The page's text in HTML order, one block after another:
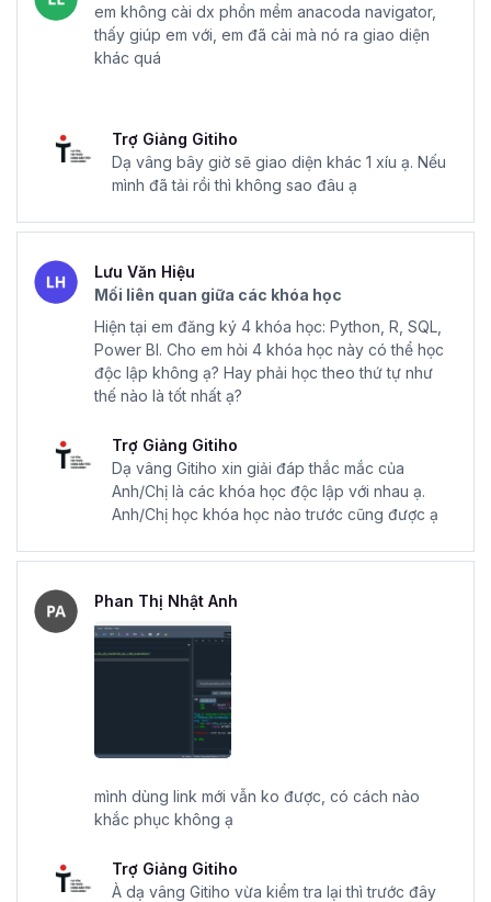
em không cài dx phồn mềm anacoda navigator,
thấy giúp em với, em đã cài mà nó ra giao diện
khác quá
Trợ Giảng Gitiho
Dạ vâng bây giờ sẽ giao diện khác 1 xíu ạ. Nếu
mình đã tải rồi thì không sao đâu ạ
Lưu Văn Hiệu
Mối liên quan giữa các khóa học
Hiện tại em đăng ký 4 khóa học: Python, R, SQL,
Power BI. Cho em hỏi 4 khóa học này có thể học
độc lập không ạ? Hay phải học theo thứ tự như
thế nào là tốt nhất ạ?
Trợ Giảng Gitiho
Dạ vâng Gitiho xin giải đáp thắc mắc của
Anh/Chị là các khóa học độc lập với nhau ạ.
Anh/Chị học khóa học nào trước cũng được ạ
Phan Thị Nhật Anh
mình dùng link mới vẫn ko được, có cách nào
khắc phục không ạ
Trợ Giảng Gitiho
À dạ vâng Gitiho vừa kiểm tra lại thì trước đây